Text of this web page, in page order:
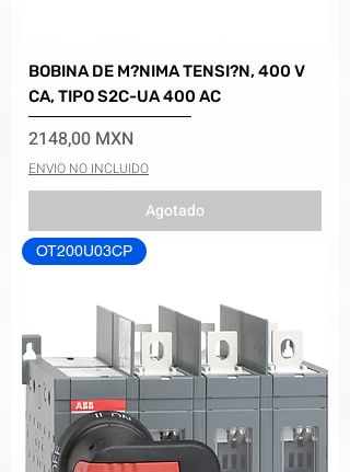
BOBINA DE M?NIMA TENSI?N, 400 V
CA, TIPO S2C-UA 400 AC
Precio
2148,00 MXN
ENVIO NO INCLUIDO
Agotado
OT200U03CP